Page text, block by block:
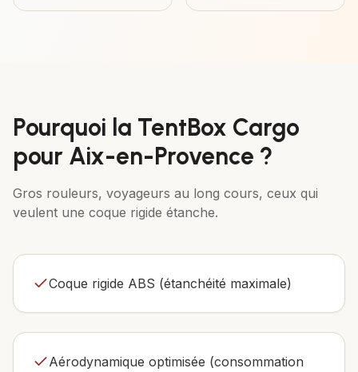
Pourquoi la TentBox Cargo
pour Aix-en-Provence ?
Gros rouleurs, voyageurs au long cours, ceux qui
veulent une coque rigide étanche.
Coque rigide ABS (étanchéité maximale)
Aérodynamique optimisée (consommation